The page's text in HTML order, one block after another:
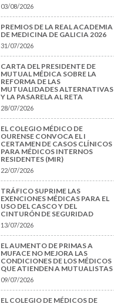
03/08/2026
PREMIOS DE LA REAL ACADEMIA
DE MEDICINA DE GALICIA 2026
31/07/2026
CARTA DEL PRESIDENTE DE
MUTUAL MÉDICA SOBRE LA
REFORMA DE LAS
MUTUALIDADES ALTERNATIVAS
Y LA PASARELA AL RETA
28/07/2026
EL COLEGIO MÉDICO DE
OURENSE CONVOCA EL I
CERTAMEN DE CASOS CLÍNICOS
PARA MÉDICOS INTERNOS
RESIDENTES (MIR)
22/07/2026
TRÁFICO SUPRIME LAS
EXENCIONES MÉDICAS PARA EL
USO DEL CASCO Y DEL
CINTURÓN DE SEGURIDAD
13/07/2026
EL AUMENTO DE PRIMAS A
MUFACE NO MEJORA LAS
CONDICIONES DE LOS MÉDICOS
QUE ATIENDEN A MUTUALISTAS
09/07/2026
EL COLEGIO DE MÉDICOS DE